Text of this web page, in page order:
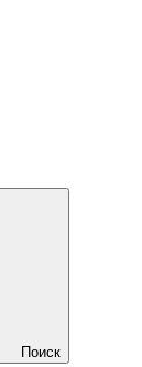
Поиск